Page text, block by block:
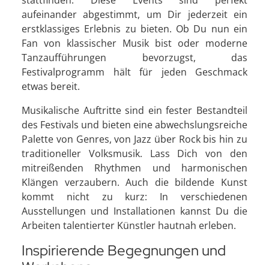
aufeinander abgestimmt, um Dir jederzeit ein
erstklassiges Erlebnis zu bieten. Ob Du nun ein
Fan von klassischer Musik bist oder moderne
Tanzaufführungen bevorzugst, das
Festivalprogramm hält für jeden Geschmack
etwas bereit.
Musikalische Auftritte sind ein fester Bestandteil
des Festivals und bieten eine abwechslungsreiche
Palette von Genres, von Jazz über Rock bis hin zu
traditioneller Volksmusik. Lass Dich von den
mitreißenden Rhythmen und harmonischen
Klängen verzaubern. Auch die bildende Kunst
kommt nicht zu kurz: In verschiedenen
Ausstellungen und Installationen kannst Du die
Arbeiten talentierter Künstler hautnah erleben.
Inspirierende Begegnungen und